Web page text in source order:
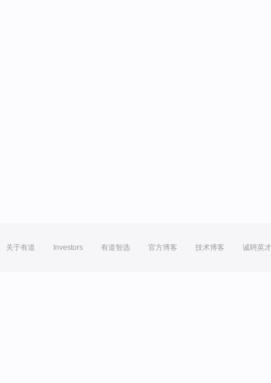
关于有道 Investors 有道智选 官方博客 技术博客 诚聘英才